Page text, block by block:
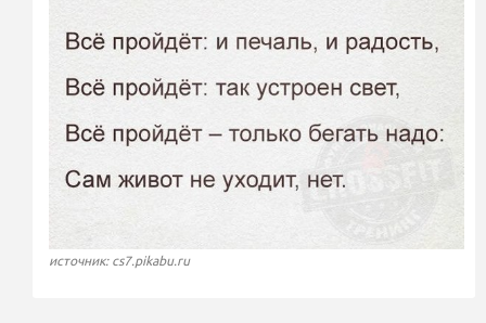
источник: cs7.pikabu.ru